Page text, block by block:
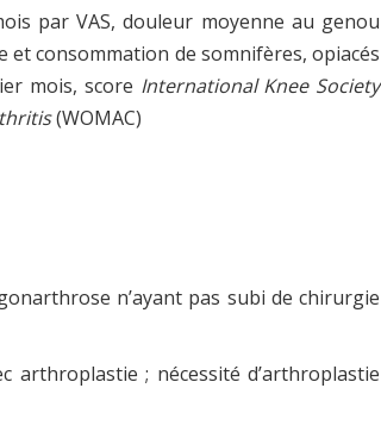
par VAS, douleur moyenne au genou
et consommation de somnifères, opiacés
mois, score International Knee Society
(WOMAC)
n’ayant pas subi de chirurgie
arthroplastie ; nécessité d’arthroplastie